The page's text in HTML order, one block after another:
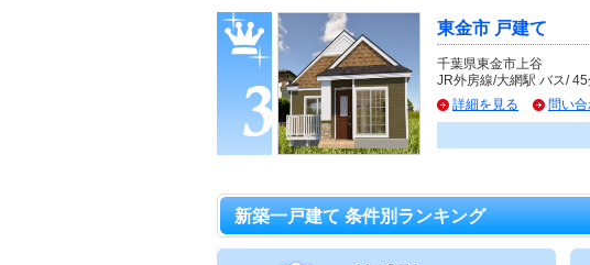
東金市 戸建て
千葉県東金市上谷
JR外房線/大網駅 バス/
詳細を見る
問い
新築一戸建て 条件別ランキング